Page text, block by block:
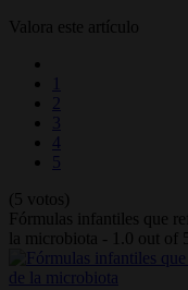
Valora este artículo
1
2
3
4
5
(5 votos)
Fórmulas infantiles que
la microbiota - 1.0 out of